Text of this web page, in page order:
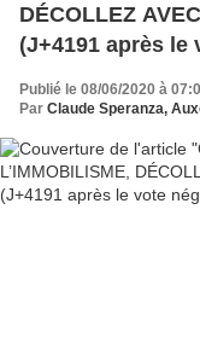
DÉCOLLEZ
(J+4191 après le
Publié le 08/06/2020 à
Par Claude Speranza,